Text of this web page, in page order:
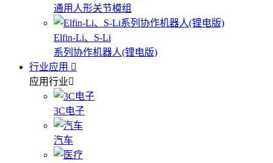
通用人形关节模组
Elfin-Li、S-Li
系列协作机器人(锂电版)
行业应用
应用行业
3C电子
汽车